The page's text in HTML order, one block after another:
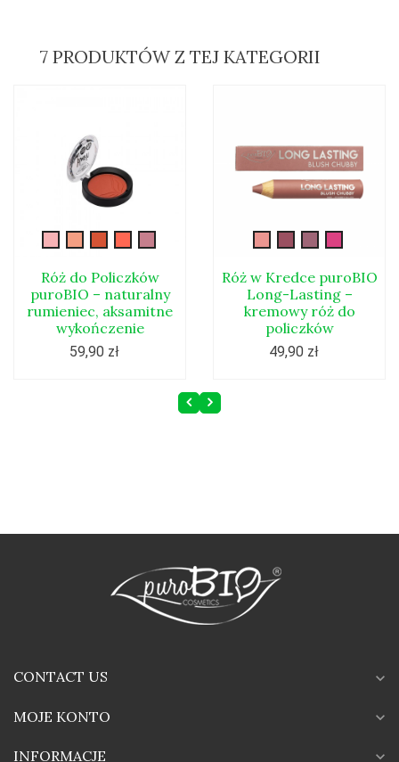
7 PRODUKTÓW Z TEJ KATEGORII
Róż do Policzków
puroBIO – naturalny
rumieniec, aksamitne
wykończenie
59,90 zł
Róż w Kredce puroBIO
Long-Lasting –
kremowy róż do
policzków
49,90 zł
CONTACT US expand_more
MOJE KONTO expand_more
INFORMACJE expand_more